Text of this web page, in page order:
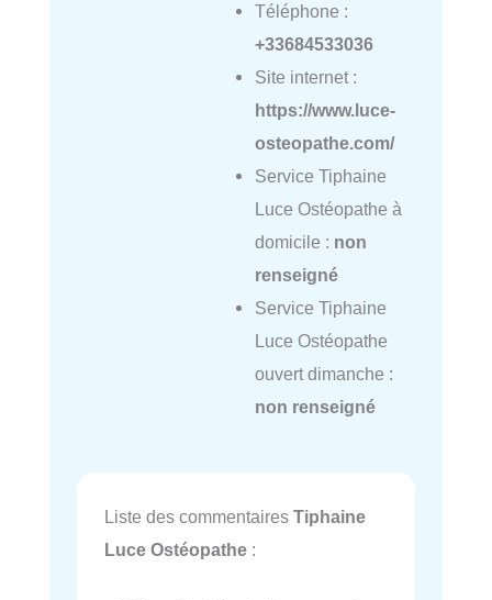
Téléphone :
+33684533036
Site internet :
https://www.luce-
osteopathe.com/
Service Tiphaine
Luce Ostéopathe à
domicile : non
renseigné
Service Tiphaine
Luce Ostéopathe
ouvert dimanche :
non renseigné
Liste des commentaires Tiphaine
Luce Ostéopathe :